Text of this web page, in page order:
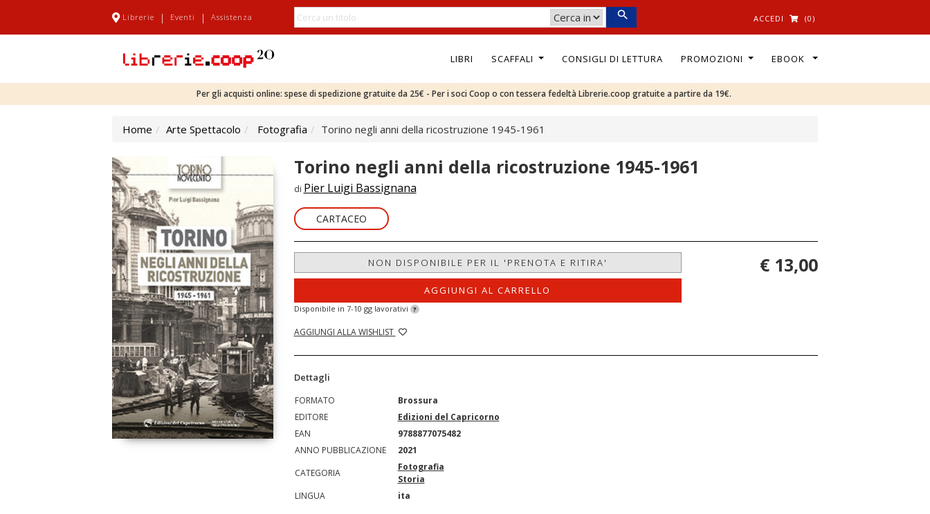
Librerie | Eventi | Assistenza ACCEDI (0)
LIBRI SCAFFALI CONSIGLI DI LETTURA PROMOZIONI EBOOK
Per gli acquisti online: spese di spedizione gratuite da 25€ - Per i soci Coop o con tessera fedeltà Librerie.coop gratuite a partire da 19€.
Home Arte Spettacolo Fotografia Torino negli anni della ricostruzione 1945-1961
Torino negli anni della ricostruzione 1945-1961
di Pier Luigi Bassignana
CARTACEO
NON DISPONIBILE PER IL 'PRENOTA E RITIRA'
AGGIUNGI AL CARRELLO
Disponibile in 7-10 gg lavorativi ?
AGGIUNGI ALLA WISHLIST
€ 13,00
Dettagli
FORMATO
Brossura
EDITORE
Edizioni del Capricorno
EAN
9788877075482
ANNO PUBBLICAZIONE
2021
CATEGORIA
Fotografia
Storia
LINGUA
ita